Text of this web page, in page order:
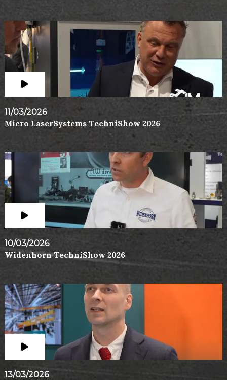
11/03/2026
Micro LaserSystems TechniShow 2026
10/03/2026
Widenhorn TechniShow 2026
13/03/2026